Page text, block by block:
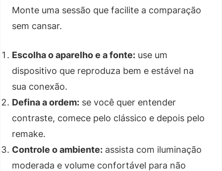
Monte uma sessão que facilite a comparação
sem cansar.
Escolha o aparelho e a fonte: use um
dispositivo que reproduza bem e estável na
sua conexão.
Defina a ordem: se você quer entender
contraste, comece pelo clássico e depois pelo
remake.
Controle o ambiente: assista com iluminação
moderada e volume confortável para não